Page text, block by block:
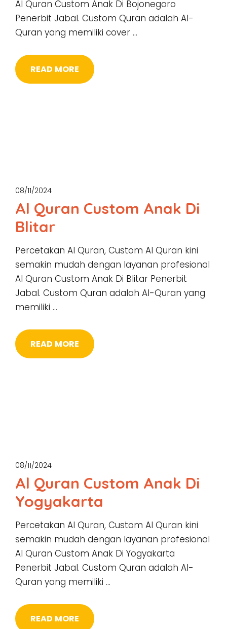
Al Quran Custom Anak Di Bojonegoro
Penerbit Jabal. Custom Quran adalah Al-
Quran yang memiliki cover …
READ MORE
08/11/2024
Al Quran Custom Anak Di
Blitar
Percetakan Al Quran, Custom Al Quran kini
semakin mudah dengan layanan profesional
Al Quran Custom Anak Di Blitar Penerbit
Jabal. Custom Quran adalah Al-Quran yang
memiliki …
READ MORE
08/11/2024
Al Quran Custom Anak Di
Yogyakarta
Percetakan Al Quran, Custom Al Quran kini
semakin mudah dengan layanan profesional
Al Quran Custom Anak Di Yogyakarta
Penerbit Jabal. Custom Quran adalah Al-
Quran yang memiliki …
READ MORE